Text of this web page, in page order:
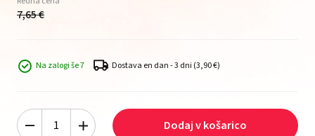
7,65€
Na zalogi še 7 Dostava en dan - 3 dni (3,90 €)
Dodaj v košarico